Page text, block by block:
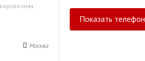
Москва
Показать телефон